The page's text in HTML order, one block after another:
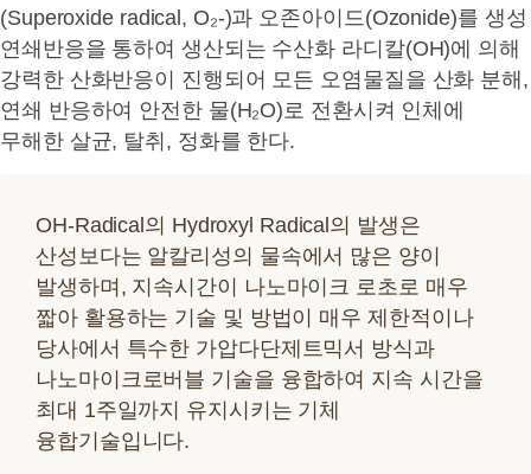
(Superoxide radical, O₂-)과 오존아이드(Ozonide)를 생성
연쇄반응을 통하여 생산되는 수산화 라디칼(OH)에 의해
강력한 산화반응이 진행되어 모든 오염물질을 산화 분해,
연쇄 반응하여 안전한 물(H₂O)로 전환시켜 인체에
무해한 살균, 탈취, 정화를 한다.
OH-Radical의 Hydroxyl Radical의 발생은
산성보다는 알칼리성의 물속에서 많은 양이
발생하며, 지속시간이 나노마이크 로초로 매우
짧아 활용하는 기술 및 방법이 매우 제한적이나
당사에서 특수한 가압다단제트믹서 방식과
나노마이크로버블 기술을 융합하여 지속 시간을
최대 1주일까지 유지시키는 기체
융합기술입니다.